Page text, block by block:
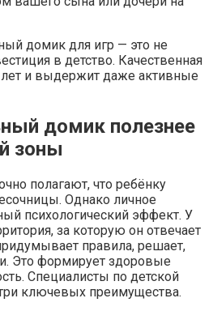
домик для игр — это не
в детство. Качественная
и выдержит даже активные
домик полезнее
зоны
полагают, что ребёнку
Однако личное
психологический эффект. У
за которую он отвечает
правила, решает,
Это формирует здоровые
Специалисты по детской
ключевых преимущества.